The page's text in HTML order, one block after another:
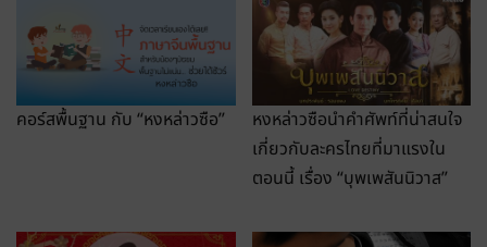
คอร์สพื้นฐาน กับ “หงหล่าวซือ”
หงหล่าวซือนำคำศัพท์ที่น่าสนใจ
เกี่ยวกับละครไทยที่มาแรงใน
ตอนนี้ เรื่อง “บุพเพสันนิวาส”